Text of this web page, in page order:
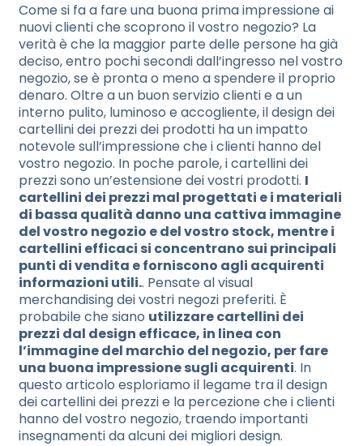
Come si fa a fare una buona prima impressione ai
nuovi clienti che scoprono il vostro negozio? La
verità è che la maggior parte delle persone ha già
deciso, entro pochi secondi dall’ingresso nel vostro
negozio, se è pronta o meno a spendere il proprio
denaro. Oltre a un buon servizio clienti e a un
interno pulito, luminoso e accogliente, il design dei
cartellini dei prezzi dei prodotti ha un impatto
notevole sull’impressione che i clienti hanno del
vostro negozio. In poche parole, i cartellini dei
prezzi sono un’estensione dei vostri prodotti. I
cartellini dei prezzi mal progettati e i materiali
di bassa qualità danno una cattiva immagine
del vostro negozio e del vostro stock, mentre i
cartellini efficaci si concentrano sui principali
punti di vendita e forniscono agli acquirenti
informazioni utili.. Pensate al visual
merchandising dei vostri negozi preferiti. È
probabile che siano utilizzare cartellini dei
prezzi dal design efficace, in linea con
l’immagine del marchio del negozio, per fare
una buona impressione sugli acquirenti. In
questo articolo esploriamo il legame tra il design
dei cartellini dei prezzi e la percezione che i clienti
hanno del vostro negozio, traendo importanti
insegnamenti da alcuni dei migliori design.